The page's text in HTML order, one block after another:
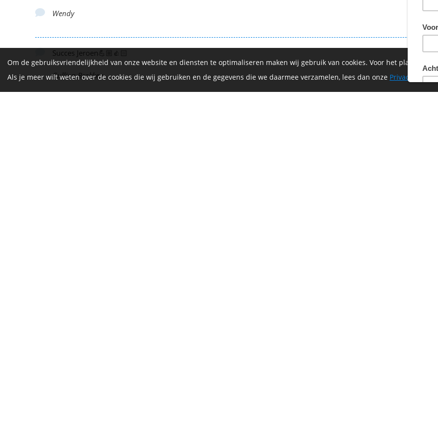
€
Wendy
€
Succes Jeroen💪🏼👍🏻
Gullion Brokken
Om de gebruiksvriendelijkheid van onze website en diensten te optimaliseren maken wij gebruik van cookies. Voor het plaatsen
Als je meer wilt weten over de cookies die wij gebruiken en de gegevens die we daarmee verzamelen, lees dan onze